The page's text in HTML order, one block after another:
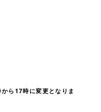
ら17時に変更となりま